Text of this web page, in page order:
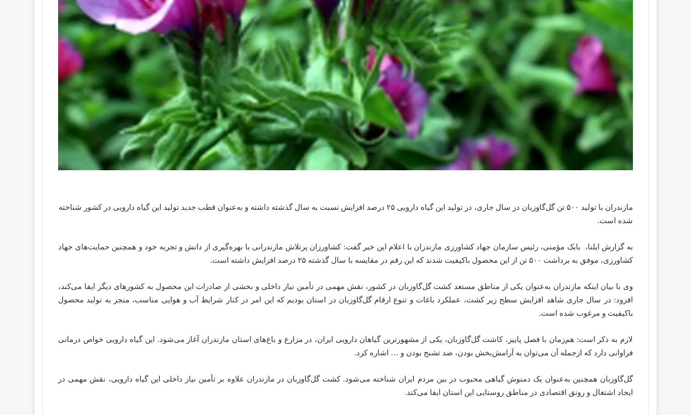
مازندران با تولید ۵۰۰ تن گل‌گاوزبان در سال جاری، در تولید این گیاه دارویی ۲۵ درصد افزایش نسبت به سال گذشته داشته و به‌عنوان قطب جدید تولید این گیاه دارویی در کشور شناخته‌
شده است.
به گزارش ایلنا، بابک مؤمنی، رئیس سازمان جهاد کشاورزی مازندران با اعلام این خبر گفت: کشاورزان پرتلاش مازندرانی با بهره‌گیری از دانش و تجربه خود و همچنین حمایت‌های جهاد
کشاورزی، موفق به برداشت ۵۰۰ تن از این محصول باکیفیت شدند که این رقم در مقایسه با سال گذشته ۲۵ درصد افزایش داشته است.
وی با بیان اینکه مازندران به‌عنوان یکی از مناطق مستعد کشت گل‌گاوزبان در کشور، نقش مهمی در تأمین نیاز داخلی و بخشی از صادرات این محصول به کشورهای دیگر ایفا می‌کند،
افزود: در سال جاری شاهد افزایش سطح زیر کشت، عملکرد باغات و تنوع ارقام گل‌گاوزبان در استان بودیم که این امر در کنار شرایط آب و هوایی مناسب، منجر به تولید محصول
باکیفیت و مرغوب شده است.
لازم به ذکر است: هم‌زمان با فصل پاییز، کاشت گل‌گاوزبان، یکی از مشهورترین گیاهان دارویی ایران، در مزارع و باغ‌های استان مازندران آغاز می‌شود. این گیاه دارویی خواص درمانی
فراوانی دارد که ازجمله آن می‌توان به آرامش‌بخش بودن، ضد تشنج بودن و … اشاره کرد.
گل‌گاوزبان همچنین به‌عنوان یک دمنوش گیاهی محبوب در بین مردم ایران شناخته می‌شود. کشت گل‌گاوزبان در مازندران علاوه بر تأمین نیاز داخلی این گیاه دارویی، نقش مهمی در
ایجاد اشتغال و رونق اقتصادی در مناطق روستایی این استان ایفا می‌کند.